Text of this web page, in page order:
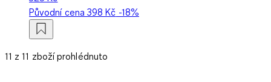
Původní cena398 Kč -18%
11 z 11 zboží prohlédnuto